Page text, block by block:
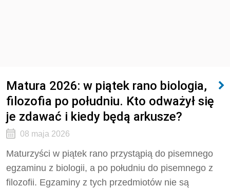
Matura 2026: w piątek rano biologia,
filozofia po południu. Kto odważył się
je zdawać i kiedy będą arkusze?
08 maja 2026
Maturzyści w piątek rano przystąpią do pisemnego
egzaminu z biologii, a po południu do pisemnego z
filozofii. Egzaminy z tych przedmiotów nie są